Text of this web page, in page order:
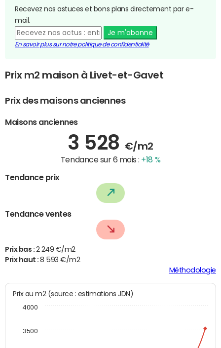
Recevez nos astuces et bons plans directement par e-
mail.
Je m'abonne
En savoir plus sur notre politique de confidentialité
Prix m2 maison à Livet-et-Gavet
Prix des maisons anciennes
Maisons anciennes
3 528 €/m2
Tendance sur 6 mois : +18 %
Tendance prix
Tendance ventes
Prix bas : 2 249 €/m2
Prix haut :8 593 €/m2
Méthodologie
Prix au m2 (source : estimations JDN)
3500
4000